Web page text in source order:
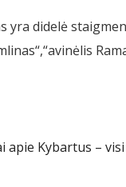
yra didelė
apie Kybartus –